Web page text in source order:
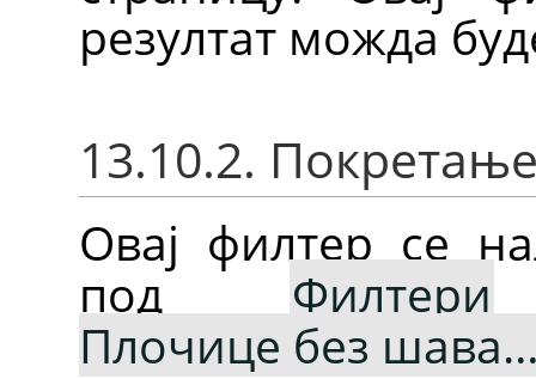
резултат можда
13.10.2.
Овај филтер се
под Филтери
Плочице без